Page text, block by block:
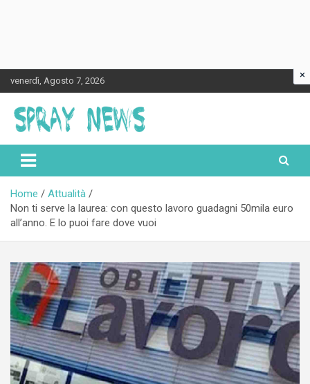
to
content
venerdì, Agosto 7, 2026
Spraynews.it
Home
Attualità
Non ti serve la laurea: con questo lavoro guadagni 50mila euro
all’anno. E lo puoi fare dove vuoi
×